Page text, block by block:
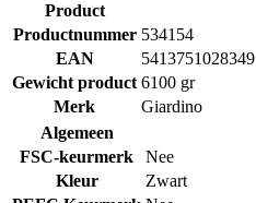
Product
Productnummer 534154
EAN
5413751028349
Gewicht product 6100 gr
Merk
Giardino
Algemeen
FSC-keurmerk
Nee
Kleur
Zwart